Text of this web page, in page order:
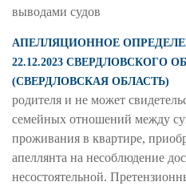
выводами судов
АПЕЛЛЯЦИОННОЕ
22.12.2023 СВЕРДЛОВСКОГО
(СВЕРДЛОВСКАЯ ОБЛАСТЬ)
родителя и не может
семейных отношений между
проживания в квартире,
апеллянта на несоблюдение
несостоятельной.